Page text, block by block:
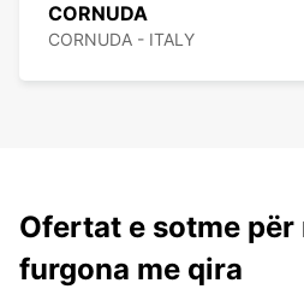
CORNUDA
CORNUDA - ITALY
Ofertat e sotme për
furgona me qira